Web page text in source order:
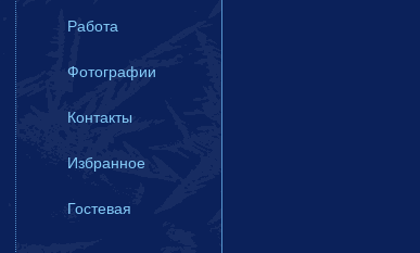
Работа
Фотографии
Контакты
Избранное
Гостевая